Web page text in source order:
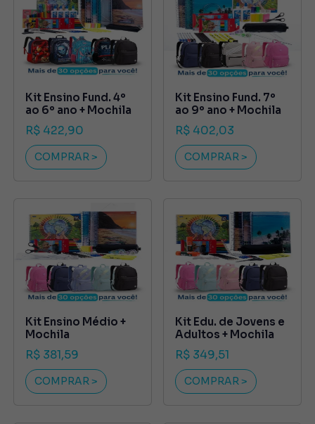
Kit Ensino Fund. 4º
ao 6º ano + Mochila
R$ 422,90
COMPRAR >
Kit Ensino Fund. 7º
ao 9º ano + Mochila
R$ 402,03
COMPRAR >
Kit Ensino Médio +
Mochila
R$ 381,59
COMPRAR >
Kit Edu. de Jovens e
Adultos + Mochila
R$ 349,51
COMPRAR >